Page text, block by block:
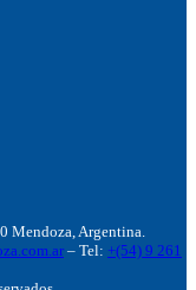
Argentina.
– Tel: +(54) 9 261